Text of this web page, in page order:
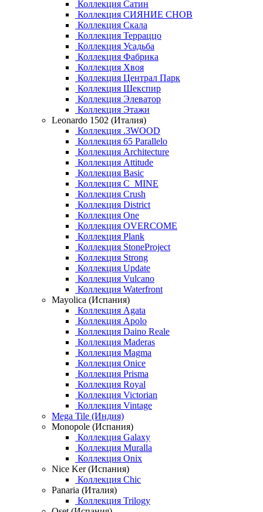
Коллекция Сатин
Коллекция СИЯНИЕ СНОВ
Коллекция Скала
Коллекция Терраццо
Коллекция Усадьба
Коллекция Фабрика
Коллекция Хвоя
Коллекция Централ Парк
Коллекция Шекспир
Коллекция Элеватор
Коллекция Этажи
Leonardo 1502 (Италия)
Коллекция .3WOOD
Коллекция 65 Parallelo
Коллекция Architecture
Коллекция Attitude
Коллекция Basic
Коллекция C_MINE
Коллекция Crush
Коллекция District
Коллекция One
Коллекция OVERCOME
Коллекция Plank
Коллекция StoneProject
Коллекция Strong
Коллекция Update
Коллекция Vulcano
Коллекция Waterfront
Mayolica (Испания)
Коллекция Agata
Коллекция Apolo
Коллекция Daino Reale
Коллекция Maderas
Коллекция Magma
Коллекция Onice
Коллекция Prisma
Коллекция Royal
Коллекция Victorian
Коллекция Vintage
Mega Tile (Индия)
Monopole (Испания)
Коллекция Galaxy
Коллекция Muralla
Коллекция Onix
Nice Ker (Испания)
Коллекция Chic
Panaria (Италия)
Коллекция Trilogy